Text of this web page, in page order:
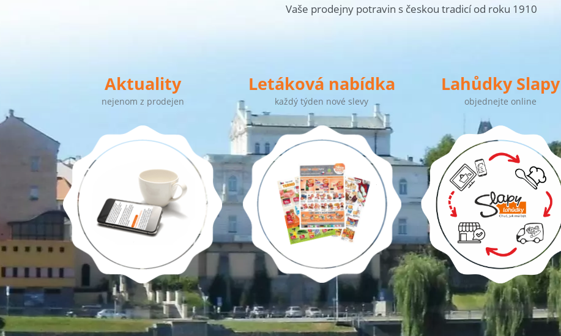
Vaše prodejny potravin s českou tradicí od roku 1910
Aktuality
nejenom z prodejen
Letáková nabídka
každý týden nové slevy
Lahůdky Slapy
objednejte online